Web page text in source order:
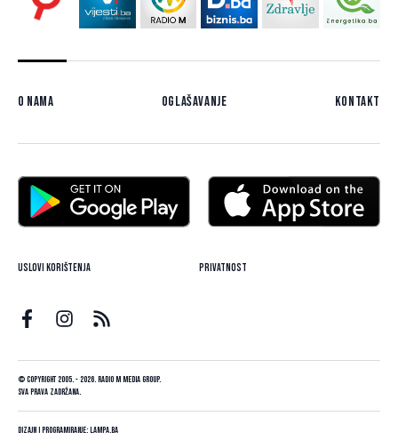
O nama Oglašavanje Kontakt
Uslovi korištenja Privatnost
© Copyright 2005. - 2026. Radio M Media Group.
Sva prava zadržana.
Dizajn i programiranje:Lampa.ba